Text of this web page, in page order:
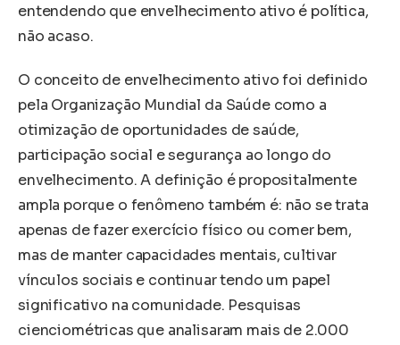
entendendo que envelhecimento ativo é política,
não acaso.
O conceito de envelhecimento ativo foi definido
pela Organização Mundial da Saúde como a
otimização de oportunidades de saúde,
participação social e segurança ao longo do
envelhecimento. A definição é propositalmente
ampla porque o fenômeno também é: não se trata
apenas de fazer exercício físico ou comer bem,
mas de manter capacidades mentais, cultivar
vínculos sociais e continuar tendo um papel
significativo na comunidade. Pesquisas
cienciométricas que analisaram mais de 2.000